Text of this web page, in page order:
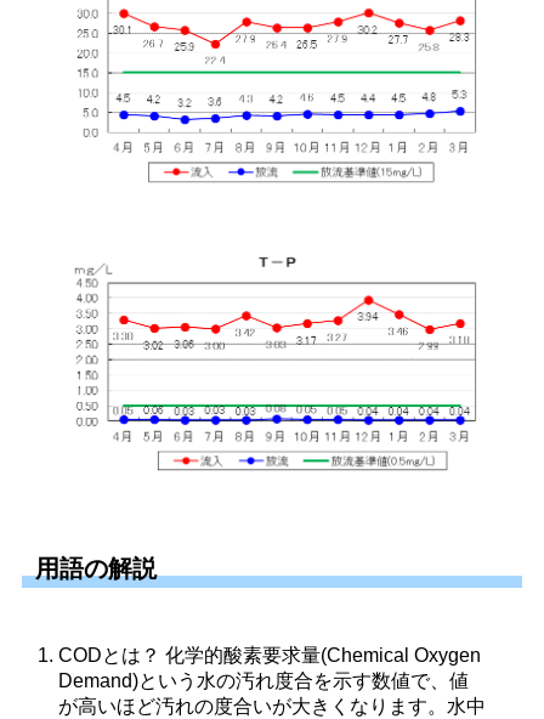
用語の解説
CODとは？ 化学的酸素要求量(Chemical Oxygen
Demand)という水の汚れ度合を示す数値で、値
が高いほど汚れの度合いが大きくなります。水中